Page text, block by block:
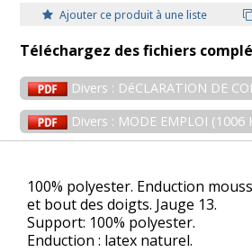
Ajouter ce produit à une liste
Téléchargez des fichiers
Divers : DéCLARATION DE
Divers : MODE EMPLOI (1006
100% polyester. Enduction
et bout des doigts. Jauge 13.
Support: 100% polyester.
Enduction : latex naturel.